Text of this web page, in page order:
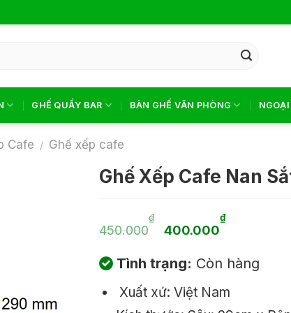
GHẾ QUẦY BAR BÀN GHẾ VĂN PHÒNG
Cafe / Ghế xếp cafe
Ghế Xếp Cafe Nan
450.000
₫
Giá
gốc
là:
450.000₫.
400.000
₫Giá
hiện
tại
là:
Tình trạng: Còn hàng
Xuất xứ: Việt Nam